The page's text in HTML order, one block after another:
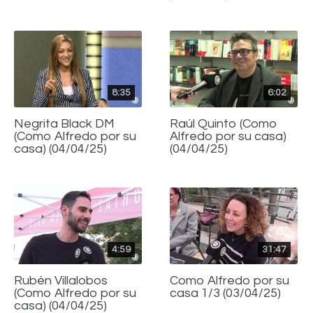
8:35
Negrita Black DM
(Como Alfredo por su
casa) (04/04/25)
6:02
Raúl Quinto (Como
Alfredo por su casa)
(04/04/25)
4:59
Rubén Villalobos
(Como Alfredo por su
casa) (04/04/25)
31:47
Como Alfredo por su
casa 1/3 (03/04/25)